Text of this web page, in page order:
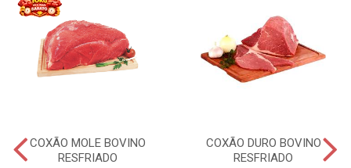
COXÃO MOLE BOVINO
RESFRIADO
COXÃO DURO BOVINO
RESFRIADO